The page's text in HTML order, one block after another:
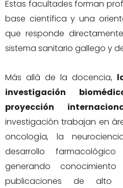
Estas facultades forman
base científica y una
que responde
sistema sanitario gallego y
Más allá de la docencia,
investigación
proyección
investigación trabajan en
oncología, la
desarrollo
generando
publicaciones de alto